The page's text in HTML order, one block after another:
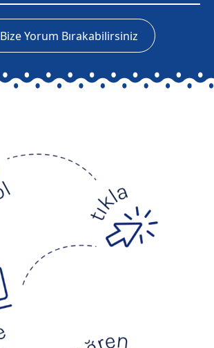
Bize Yorum Bırakabilirsiniz